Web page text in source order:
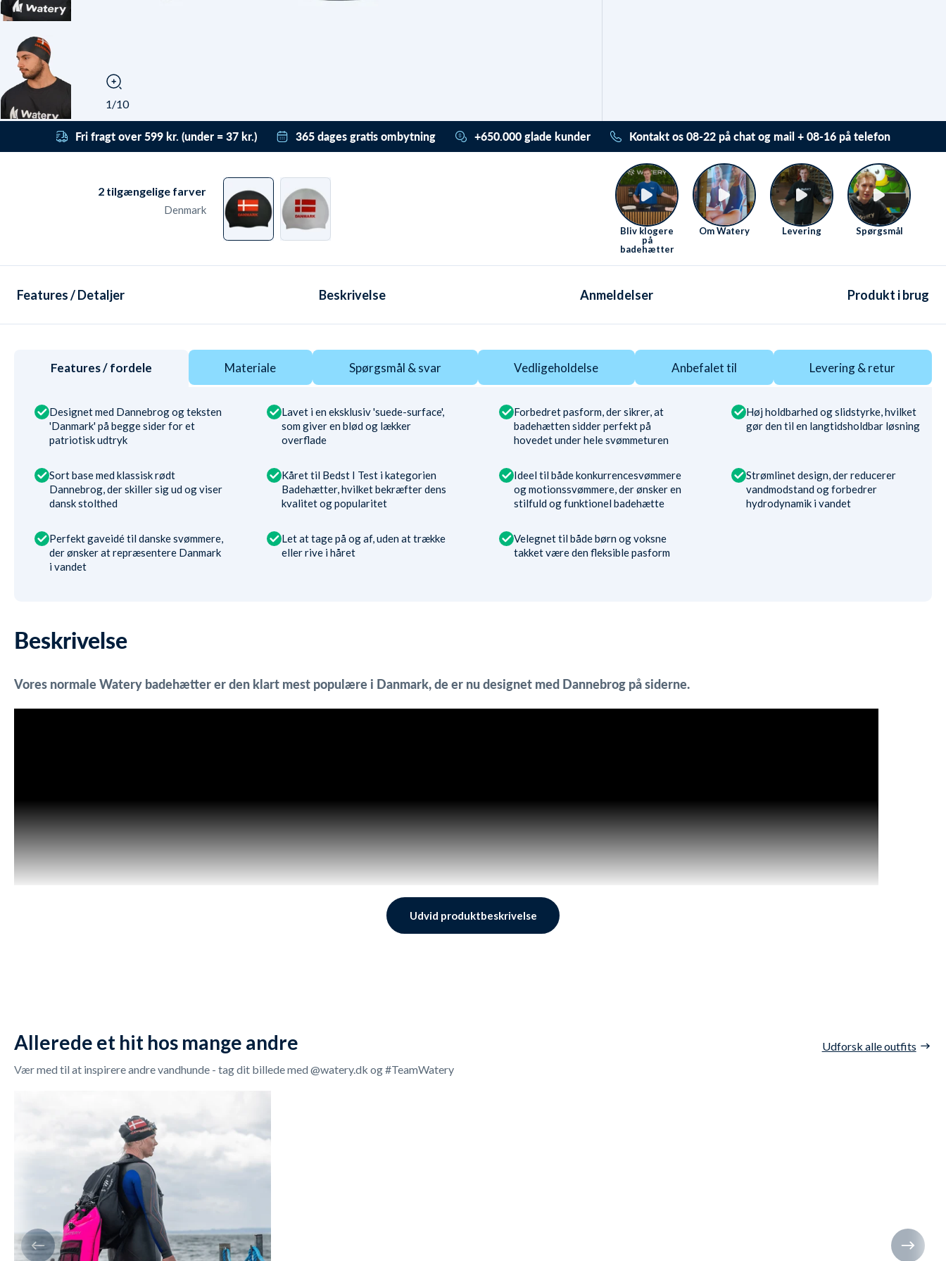
1/10
Fri fragt over 599 kr. (under = 37 kr.)
levering fra kun 37 kr. Leveringen er dag-til-
dag ved bestilling før 22:00 - også i
365 dages gratis ombytning
få tilgodebevis. Og det er
gratis gennem vores
retursystem
returnering har du hele 30 dage.
+650.000 glade kunder Kontakt os 08-22 på chat og mail + 08-16 på telefon
fra 08 til 16
Se kontaktmuligheder her.
2tilgængelige farver
Denmark
Bliv klogere
på
badehætter
Om Watery Levering Spørgsmål
Features / Detaljer Beskrivelse Anmeldelser Produkt i brug
Beskrivelse
Vores normale Watery badehætter er den klart mest populære i Danmark, de er nu designet med Dannebrog på siderne.
Denne model er designet med Dannebrog og teksten Danmark på begge sider. Selv farven på badehætten er sort, men dannebrog og teksten har den klassiske røde
farve som kendt fra det danske flag.
Udvid produktbeskrivelse
Features / fordele
Designet med Dannebrog og teksten
'Danmark' på begge sider for et
patriotisk udtryk
Lavet i en eksklusiv 'suede-surface',
som giver en blød og lækker
overflade
Forbedret pasform, der sikrer, at
badehætten sidder perfekt på
hovedet under hele svømmeturen
Høj holdbarhed og slidstyrke, hvilket
gør den til en langtidsholdbar løsning
Sort base med klassisk rødt
Dannebrog, der skiller sig ud og viser
dansk stolthed
Kåret til Bedst I Test i kategorien
Badehætter, hvilket bekræfter dens
kvalitet og popularitet
Ideel til både konkurrencesvømmere
og motionssvømmere, der ønsker en
stilfuld og funktionel badehætte
Strømlinet design, der reducerer
vandmodstand og forbedrer
hydrodynamik i vandet
Perfekt gaveidé til danske svømmere,
der ønsker at repræsentere Danmark
i vandet
Let at tage på og af, uden at trække
eller rive i håret
Velegnet til både børn og voksne
takket være den fleksible pasform
Materiale Spørgsmål & svar Vedligeholdelse Anbefalet til Levering & retur
Allerede et hit hos mange andre
Udforsk alle outfits
Vær med til at inspirere andre vandhunde - tag dit billede med @watery.dk og #TeamWatery